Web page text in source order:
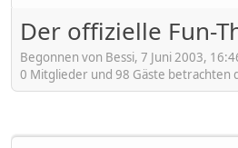
Der offizielle Fun-
Begonnen von Bessi, 7 Juni 2003,
0 Mitglieder und 98 Gäste betrachten